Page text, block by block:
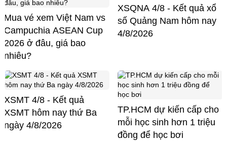
Mua vé xem Việt Nam vs
Campuchia ASEAN Cup
2026 ở đâu, giá bao
nhiêu?
XSQNA 4/8 - Kết quả xổ
số Quảng Nam hôm nay
4/8/2026
XSMT 4/8 - Kết quả
XSMT hôm nay thứ Ba
ngày 4/8/2026
TP.HCM dự kiến cấp cho
mỗi học sinh hơn 1 triệu
đồng để học bơi